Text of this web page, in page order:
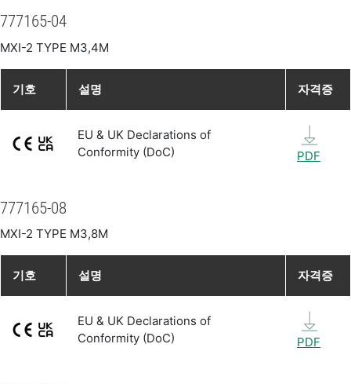
777165-04
MXI-2 TYPE M3,4M
기호 설명 자격증
EU & UK Declarations of
Conformity (DoC)
PDF
777165-08
MXI-2 TYPE M3,8M
기호 설명 자격증
EU & UK Declarations of
Conformity (DoC)
PDF